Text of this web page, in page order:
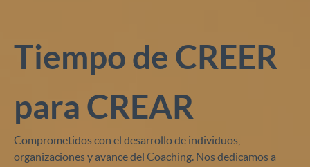
Tiempo de CREER
para CREAR
Comprometidos con el desarrollo de individuos,
organizaciones y avance del Coaching. Nos dedicamos a